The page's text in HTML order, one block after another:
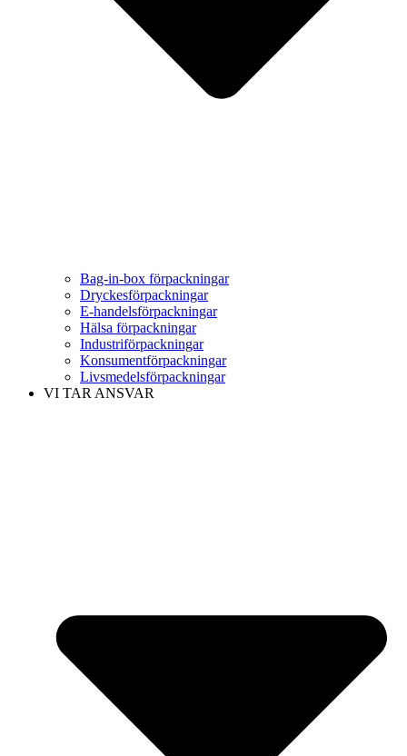
Bag-in-box förpackningar
Dryckesförpackningar
E-handelsförpackningar
Hälsa förpackningar
Industriförpackningar
Konsumentförpackningar
Livsmedelsförpackningar
VI TAR ANSVAR